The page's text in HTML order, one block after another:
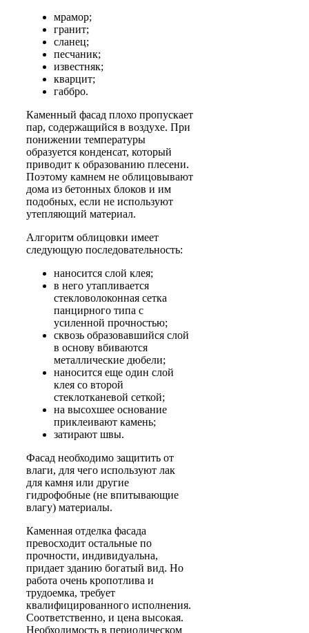
мрамор;
гранит;
сланец;
песчаник;
известняк;
кварцит;
габбро.
Каменный фасад плохо пропускает
пар, содержащийся в воздухе. При
понижении температуры
образуется конденсат, который
приводит к образованию плесени.
Поэтому камнем не облицовывают
дома из бетонных блоков и им
подобных, если не используют
утепляющий материал.
Алгоритм облицовки имеет
следующую последовательность:
наносится слой клея;
в него утапливается
стекловолоконная сетка
панцирного типа с
усиленной прочностью;
сквозь образовавшийся слой
в основу вбиваются
металлические дюбели;
наносится еще один слой
клея со второй
стеклотканевой сеткой;
на высохшее основание
приклеивают камень;
затирают швы.
Фасад необходимо защитить от
влаги, для чего используют лак
для камня или другие
гидрофобные (не впитывающие
влагу) материалы.
Каменная отделка фасада
превосходит остальные по
прочности, индивидуальна,
придает зданию богатый вид. Но
работа очень кропотлива и
трудоемка, требует
квалифицированного исполнения.
Соответственно, и цена высокая.
Необходимость в периодическом